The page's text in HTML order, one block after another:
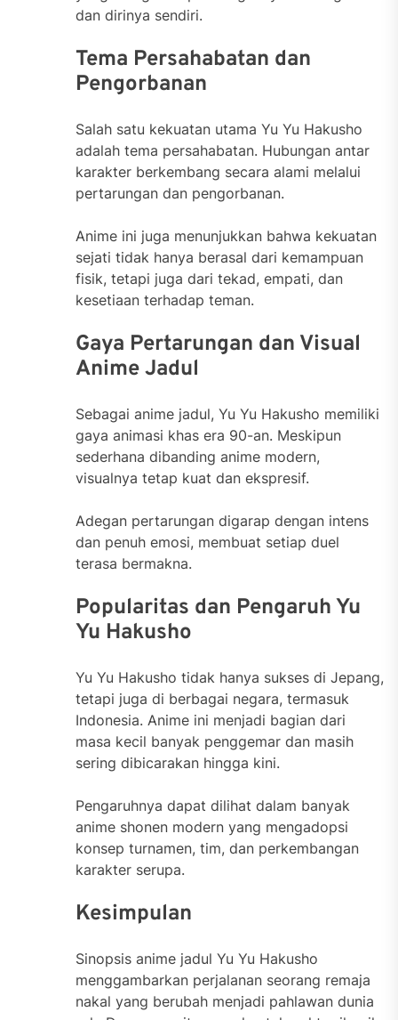
dan dirinya sendiri.
Tema Persahabatan dan
Pengorbanan
Salah satu kekuatan utama Yu Yu Hakusho
adalah tema persahabatan. Hubungan antar
karakter berkembang secara alami melalui
pertarungan dan pengorbanan.
Anime ini juga menunjukkan bahwa kekuatan
sejati tidak hanya berasal dari kemampuan
fisik, tetapi juga dari tekad, empati, dan
kesetiaan terhadap teman.
Gaya Pertarungan dan Visual
Anime Jadul
Sebagai anime jadul, Yu Yu Hakusho memiliki
gaya animasi khas era 90-an. Meskipun
sederhana dibanding anime modern,
visualnya tetap kuat dan ekspresif.
Adegan pertarungan digarap dengan intens
dan penuh emosi, membuat setiap duel
terasa bermakna.
Popularitas dan Pengaruh Yu
Yu Hakusho
Yu Yu Hakusho tidak hanya sukses di Jepang,
tetapi juga di berbagai negara, termasuk
Indonesia. Anime ini menjadi bagian dari
masa kecil banyak penggemar dan masih
sering dibicarakan hingga kini.
Pengaruhnya dapat dilihat dalam banyak
anime shonen modern yang mengadopsi
konsep turnamen, tim, dan perkembangan
karakter serupa.
Kesimpulan
Sinopsis anime jadul Yu Yu Hakusho
menggambarkan perjalanan seorang remaja
nakal yang berubah menjadi pahlawan dunia